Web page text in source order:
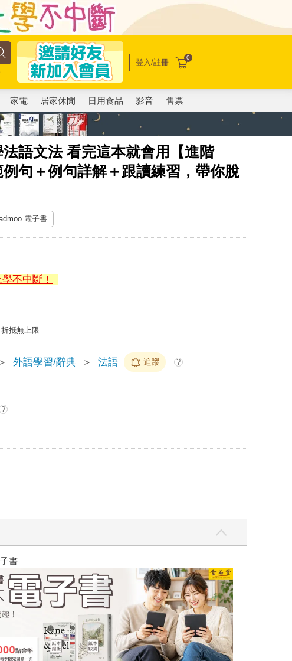
登入/註冊 0
家電 居家休閒 日用食品 影音 售票
法語文法 看完這本就會用【進階
句＋例句詳解＋跟讀練習，帶你脫
電子書
不中斷！
折抵無上限
＞ 外語學習/辭典 ＞ 法語 追蹤 ?
?
我吃一點〉第二波